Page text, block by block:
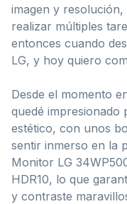
imagen y
realizar múltiples
entonces cuando
LG, y hoy quiero
Desde el momento
quedé impresionado
estético, con unos
sentir inmerso en la
Monitor LG
HDR10, lo que
y contraste